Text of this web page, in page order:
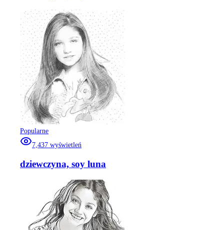
Popularne
7,437 wyświetleń
dziewczyna, soy luna